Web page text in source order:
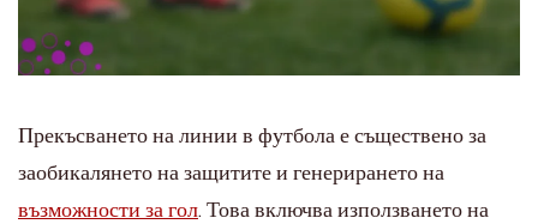
Прекъсването на линии в футбола е съществено за
заобикалянето на защитите и генерирането на
възможности за гол. Това включва използването на